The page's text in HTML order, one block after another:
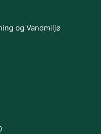
og Vandmiljø